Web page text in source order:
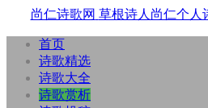
尚仁诗歌网 草根诗人尚仁个人
首页
诗歌精选
诗歌大全
诗歌赏析